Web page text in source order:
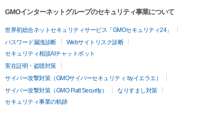
GMOインターネットグループのセキュリティ事業について
世界初総合ネットセキュリティサービス「GMOセキュリティ24」
パスワード漏洩診断
Webサイトリスク診断
セキュリティ相談AIチャットボット
実在証明・盗聴対策
サイバー攻撃対策（GMOサイバーセキュリティ byイエラエ）
サイバー攻撃対策（GMO Flatt Security）
なりすまし対策
セキュリティ事業の軌跡